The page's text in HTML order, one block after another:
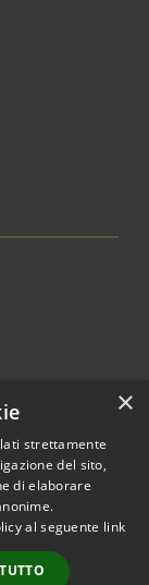
• Comune di
• Powered by
•
Accesso
×
strettamente
del sito,
di elaborare
al seguente link